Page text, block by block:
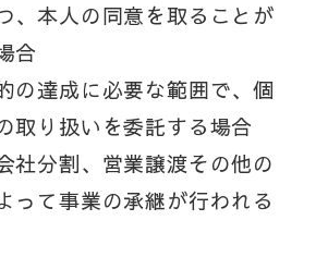
、本人の同意を取ることが
合
の達成に必要な範囲で、個
取り扱いを委託する場合
社分割、営業譲渡その他の
って事業の承継が行われる